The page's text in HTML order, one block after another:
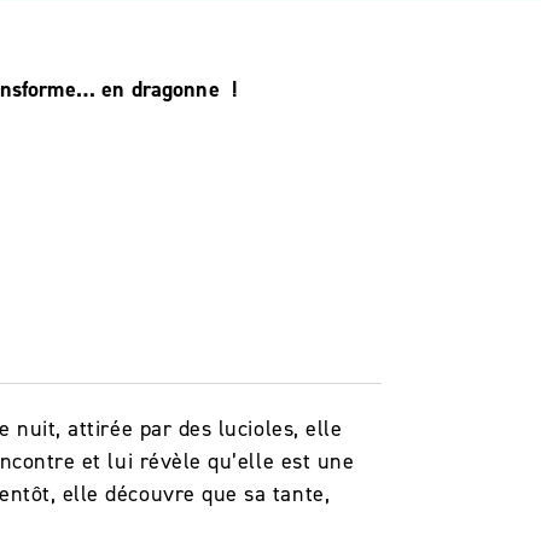
en dragonne !
nuit, attirée par des lucioles, elle
et lui révèle qu’elle est une
elle découvre que sa tante,